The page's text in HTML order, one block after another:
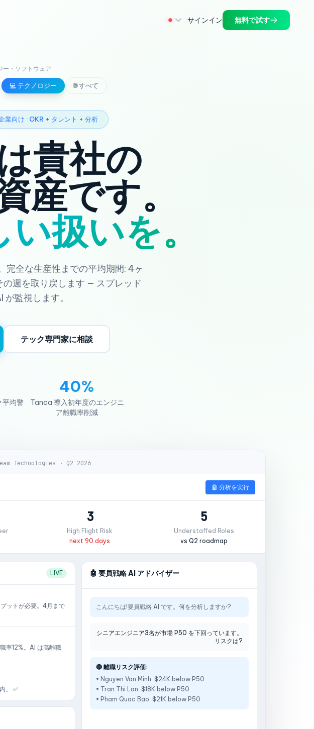
サインイン 無料で試す
ー・ソフトウェア
💻 テクノロジー 🌐 すべて
業向け · OKR + タレント + 分析
貴社の
産です。
扱いを。
全な生産性までの平均期間: 4ヶ
週を取り戻します — スプレッド
監視します。
テック専門家に相談
平均警
40%
Tanca 導入初年度のエンジニ
ア離職率削減
Technologies · Q2 2026
🤖 分析を実行
3
High Flight Risk
next 90 days
5
Understaffed Roles
vs Q2 roadmap
LIVE
ットが必要。4月まで
率12%。AI は高離職
。 ✅
🤖 要員戦略 AI アドバイザー
こんにちは!要員戦略 AI です。何を分析しますか?
シニアエンジニア3名が市場 P50 を下回っています。
リスクは?
🔴 離職リスク評価:
• Nguyen Van Minh: $24K below P50
• Tran Thi Lan: $18K below P50
• Pham Quoc Bao: $21K below P50